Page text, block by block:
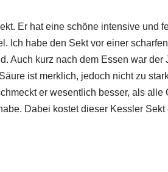
Er hat eine schöne intensive und
Ich habe den Sekt vor einer
Auch kurz nach dem Essen war der
ist merklich, jedoch nicht zu
er wesentlich besser, als alle
Dabei kostet dieser Kessler